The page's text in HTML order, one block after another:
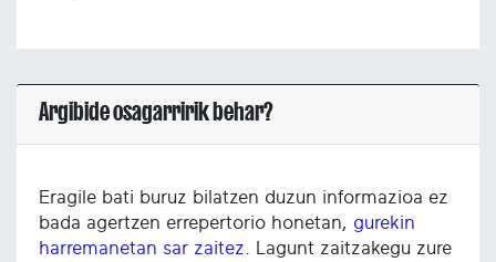
Argibide osagarririk behar?
Eragile bati buruz bilatzen duzun informazioa ez
bada agertzen errepertorio honetan, gurekin
harremanetan sar zaitez . Lagunt zaitzakegu zure